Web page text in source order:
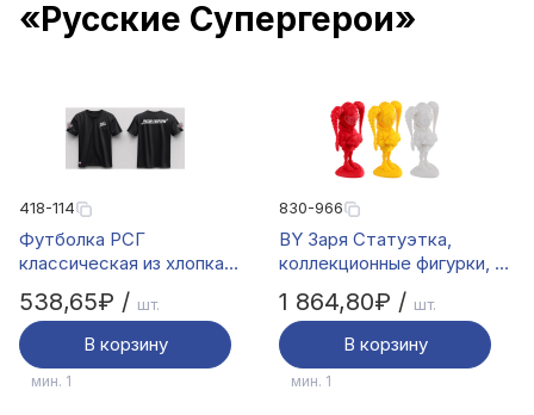
«Русские Супергерои»
418-114
Футболка РСГ
классическая из хлопка
160 черный 54/2XL (Размер
XXL), шт
538,65₽ / шт.
В корзину
мин. 1
830-966
BY Заря Статуэтка,
коллекционные фигурки, 20
1 864,80₽ / шт.
В корзину
мин. 1